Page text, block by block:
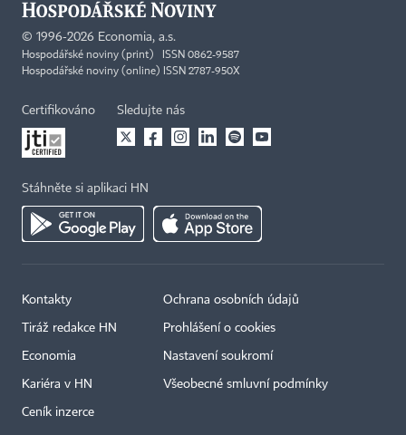
© 1996-2026 Economia, a.s.
Hospodářské noviny (print) ISSN 0862-9587
Hospodářské noviny (online) ISSN 2787-950X
Certifikováno Sledujte nás
Stáhněte si aplikaci HN
Kontakty
Tiráž redakce HN
Economia
Kariéra v HN
Ceník inzerce
Ochrana osobních údajů
Prohlášení o cookies
Nastavení soukromí
Všeobecné smluvní podmínky